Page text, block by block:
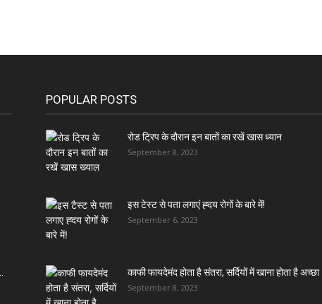
POPULAR POSTS
रोड ट्रिप के दौरान इन बातों का रखें खास ध्यान
September 8, 2023
इस टेस्ट से पता लगाएं ह्दय रोगों के बारे में!
September 6, 2023
काफी फायदेमंद होता है संतरा, सर्दियों में खाना होता है अच्छा
September 8, 2023